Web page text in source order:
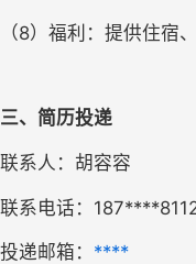
（8）福利：提供住宿
三、简历投递
联系人：胡容容
联系电话：
投递邮箱： ****